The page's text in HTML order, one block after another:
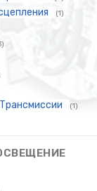
(1)
(1)